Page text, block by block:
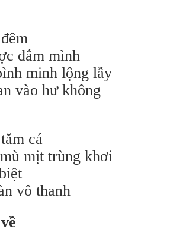
đắm mình
minh lộng lẫy
vào hư không
cá
mịt trùng khơi
vô thanh